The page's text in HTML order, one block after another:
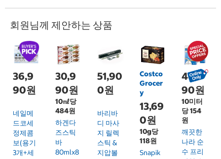
회원님께 제안하는 상품
36,9
90원
네일메
드코세
정제콤
보(용기
3개+세
30,9
90원
10㎖당
484원
하겐다
즈스틱
바
80mlx8
51,90
0원
바리바
디 마사
지 릴렉
스틱 &
지압볼
Costco
Grocer
y
13,69
0원
10g당
118원
Snapik
46,9
90원
10미터
당 154
원
깨끗한
나라 순
수 프리